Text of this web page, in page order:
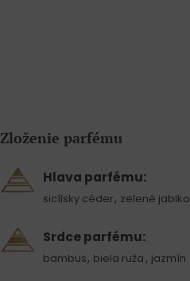
Zloženie parfému
Hlava parfému:
sicílsky céder, zelené jablko
Srdce parfému:
bambus, biela ruža , jazmín